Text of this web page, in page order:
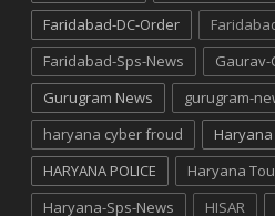
Faridabad-DC-Order
Faridabad-Sps-News
Gurugram News
gurugram-
haryana cyber froud
HARYANA POLICE
Haryana
Haryana-Sps-News
HISAR